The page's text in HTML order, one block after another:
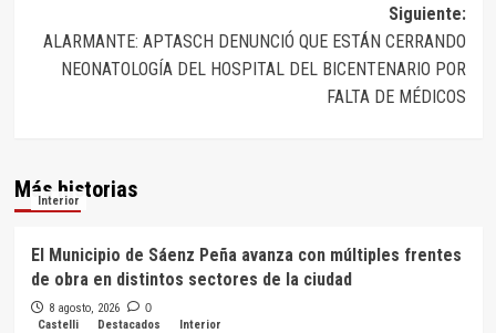
Siguiente:
ALARMANTE: APTASCH DENUNCIÓ QUE ESTÁN CERRANDO
NEONATOLOGÍA DEL HOSPITAL DEL BICENTENARIO POR
FALTA DE MÉDICOS
Más historias
Interior
El Municipio de Sáenz Peña avanza con múltiples frentes
de obra en distintos sectores de la ciudad
8 agosto, 2026 0
Castelli Destacados Interior